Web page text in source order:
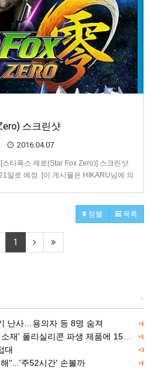
스크린샷
2016.04.07
타폭스 제로(Star Fox Zero)] 스크린샷
일로 예정. [이 게시물은 HIKARU님에 의
정렬
목록
1
+
+1
난사…용의자 등 8명 숨져
+1
리콘 파생 제품에 15% 관세...한국 기업도 영향
+3
대
+1
"...'주52시간' 손볼까